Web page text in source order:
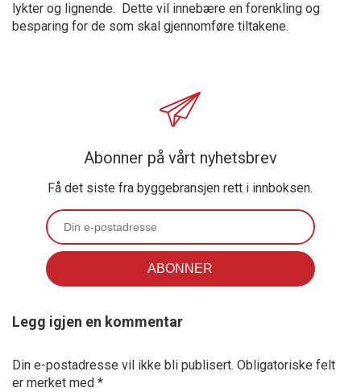
lykter og lignende. Dette vil innebære en forenkling og
besparing for de som skal gjennomføre tiltakene.
Abonner på vårt nyhetsbrev
Få det siste fra byggebransjen rett i innboksen.
Legg igjen en kommentar
Din e-postadresse vil ikke bli publisert. Obligatoriske felt
er merket med *